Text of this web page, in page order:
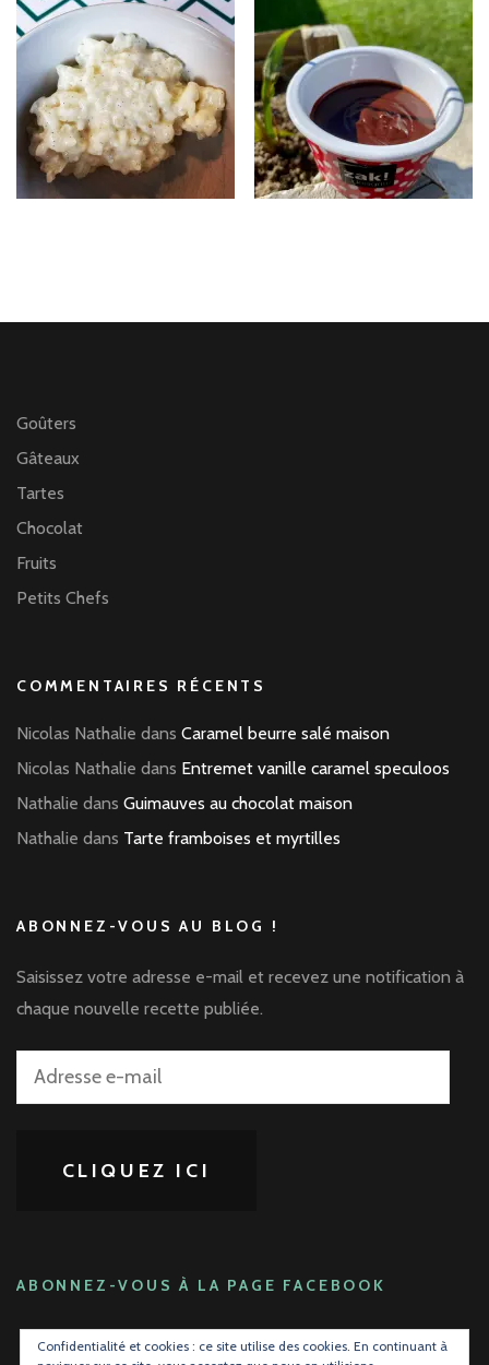
Goûters
Gâteaux
Tartes
Chocolat
Fruits
Petits Chefs
COMMENTAIRES RÉCENTS
Nicolas Nathalie dans Caramel beurre salé maison
Nicolas Nathalie dans Entremet vanille caramel speculoos
Nathalie dans Guimauves au chocolat maison
Nathalie dans Tarte framboises et myrtilles
ABONNEZ-VOUS AU BLOG !
Saisissez votre adresse e-mail et recevez une notification à
chaque nouvelle recette publiée.
Adresse
CLIQUEZ ICI
ABONNEZ-VOUS À LA PAGE FACEBOOK
Confidentialité et cookies : ce site utilise des cookies. En continuant à